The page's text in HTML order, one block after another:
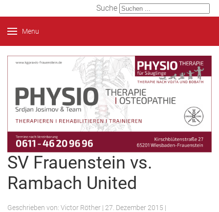
Suche
Menu
SV Frauenstein vs.
Rambach United
Geschrieben von: Victor Röther | 27. Dezember 2015 |